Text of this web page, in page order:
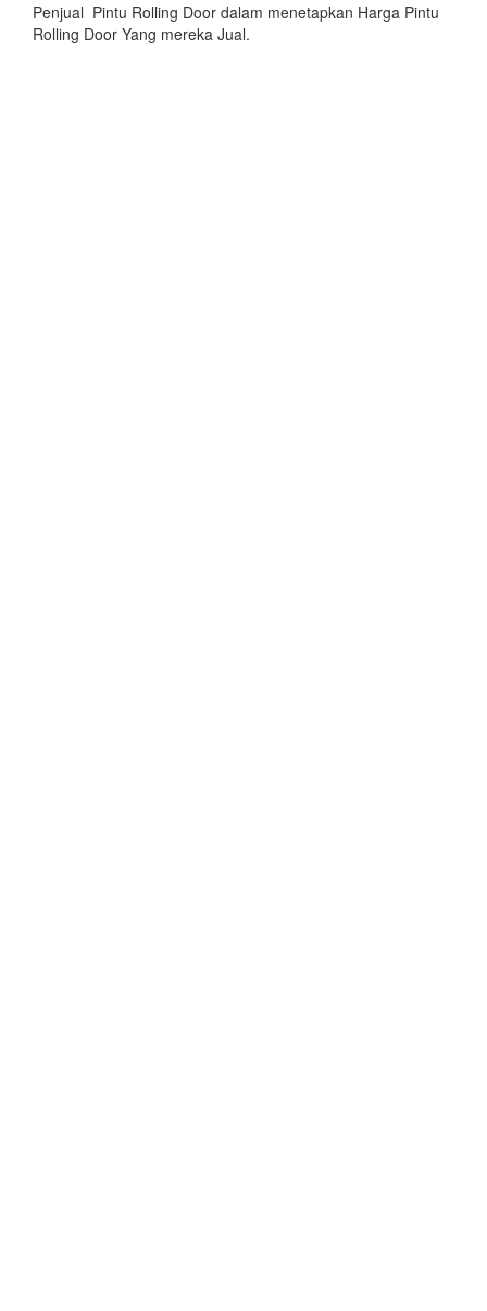
Penjual Pintu Rolling Door dalam menetapkan Harga Pintu
Rolling Door Yang mereka Jual.